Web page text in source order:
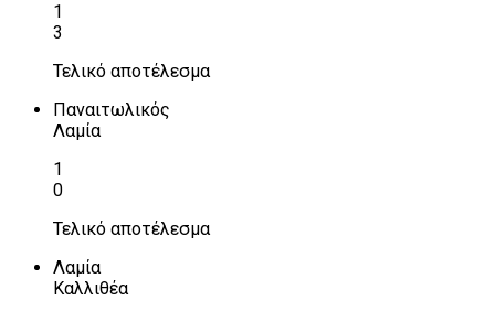
1
3
Τελικό αποτέλεσμα
Παναιτωλικός
Λαμία
1
0
Τελικό αποτέλεσμα
Λαμία
Καλλιθέα